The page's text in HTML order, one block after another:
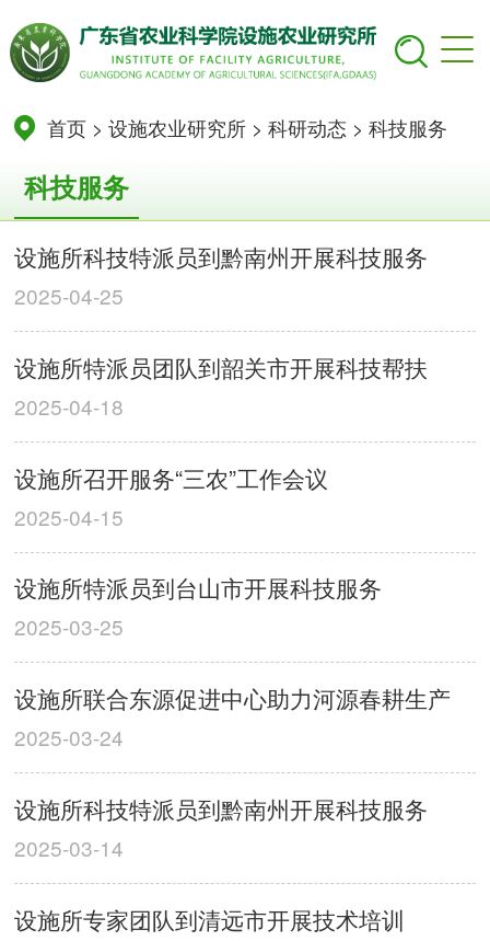
首页 >设施农业研究所 >科研动态 >科技服务
科技服务
设施所科技特派员到黔南州开展科技服务
2025-04-25
设施所特派员团队到韶关市开展科技帮扶
2025-04-18
设施所召开服务“三农”工作会议
2025-04-15
设施所特派员到台山市开展科技服务
2025-03-25
设施所联合东源促进中心助力河源春耕生产
2025-03-24
设施所科技特派员到黔南州开展科技服务
2025-03-14
设施所专家团队到清远市开展技术培训